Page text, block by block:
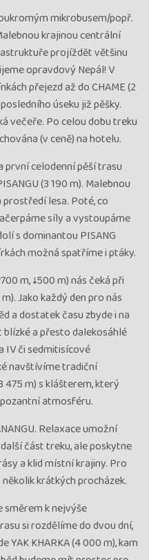
mikrobusem/popř.
krajinou centrální
projíždět většinu
opravdový Nepál! V
přejezd až do CHAME (2
úseku již pěšky.
večeře. Po celou dobu treku
(v ceně) na hotelu.
první celodenní pěší trasu
(3 190 m). Malebnou
lesa. Poté, co
síly a vystoupáme
s dominantou PISANG
možná spatříme i ptáky.
m, ↓500 m) nás čeká při
Jako každý den pro nás
a dostatek času zbyde i na
a přesto dalekosáhlé
IV či sedmitisícové
navštívíme tradiční
475 m) s klášterem, který
atmosféru.
Relaxace umožní
část treku, ale poskytne
a klid místní krajiny. Pro
krátkých procházek.
směrem k nejvýše
si rozdělíme do dvou dní,
KHARKA (4 000 m), kam